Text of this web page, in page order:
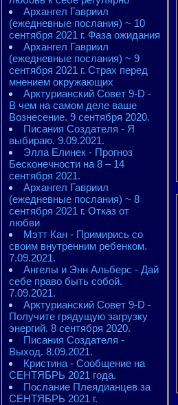
2014 - энергии месяцев
2014 - ЭНЕРГИИ года
2015 - энергии месяцев
2015 - ЭНЕРГИИ года
Архангел Гавриил
(ежедневные послания) ~ 10
сентября 2021 г. Фаза ожидания
Архангел Гавриил
(ежедневные послания) ~ 9
сентября 2021 г. Страх перед
мнением окружающих
Арктурианский Совет 9-D -
В чем на самом деле ваше
Вознесение. 9 сентября 2020.
Писания Создателя - Я
выбираю. 9.09.2021.
Элла Елинек - Прогноз
Бесконечности на 8 – 14
сентября 2021.
Архангел Гавриил
(ежедневные послания) ~ 8
сентября 2021 г. Отказ от
любви
Мэтт Кан - Примирись со
своим внутренним ребенком.
7.09.2021.
Ангелы и Энн Альберс - Дай
себе право быть собой.
7.09.2021.
Арктурианский Совет 9-D -
Получите грядущую загрузку
энергий. 8 сентября 2020.
Писания Создателя -
Выход. 8.09.2021.
Кристина - Сообщение на
СЕНТЯБРЬ 2021 года.
Послание Плеядианцев за
СЕНТЯБРЬ 2021 г.